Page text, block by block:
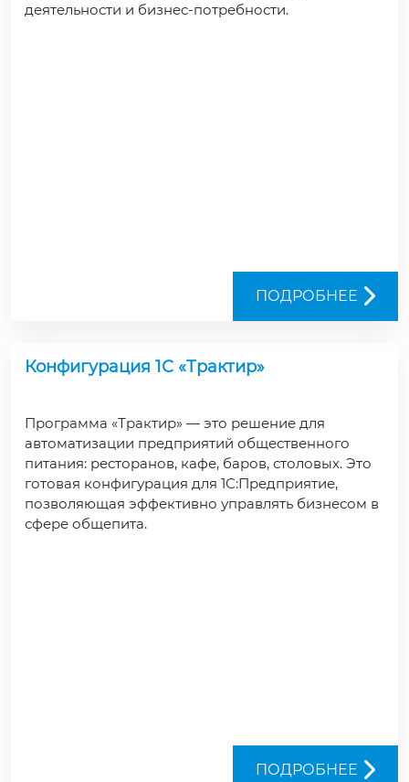
деятельности и бизнес-потребности.
ПОДРОБНЕЕ
Конфигурация 1С «Трактир»
Программа «Трактир» — это решение для
автоматизации предприятий общественного
питания: ресторанов, кафе, баров, столовых. Это
готовая конфигурация для 1С:Предприятие,
позволяющая эффективно управлять бизнесом в
сфере общепита.
ПОДРОБНЕЕ